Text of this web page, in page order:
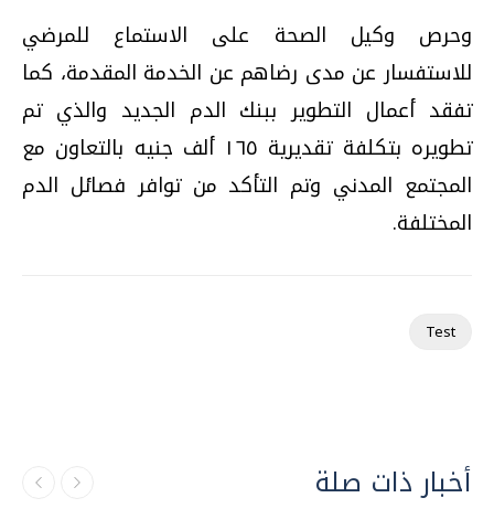
وحرص وكيل الصحة على الاستماع للمرضي
للاستفسار عن مدى رضاهم عن الخدمة المقدمة، كما
تفقد أعمال التطوير ببنك الدم الجديد والذي تم
تطويره بتكلفة تقديرية ١٦٥ ألف جنيه بالتعاون مع
المجتمع المدني وتم التأكد من توافر فصائل الدم
المختلفة.
Test
أخبار ذات صلة